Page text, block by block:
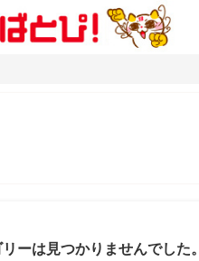
ーは見つかりませんでした。